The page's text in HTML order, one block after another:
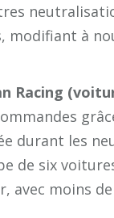
modifiant à
Racing
durant les
de six
avec moins